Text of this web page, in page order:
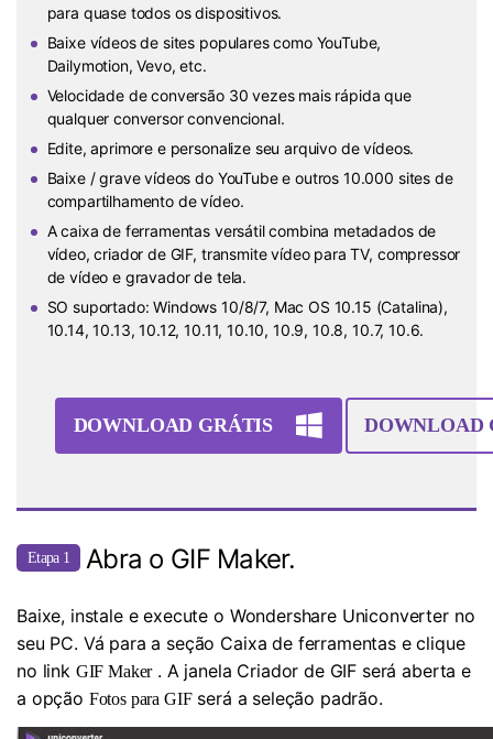
para quase todos os dispositivos.
Baixe vídeos de sites populares como YouTube,
Dailymotion, Vevo, etc.
Velocidade de conversão 30 vezes mais rápida que
qualquer conversor convencional.
Edite, aprimore e personalize seu arquivo de vídeos.
Baixe / grave vídeos do YouTube e outros 10.000 sites de
compartilhamento de vídeo.
A caixa de ferramentas versátil combina metadados de
vídeo, criador de GIF, transmite vídeo para TV, compressor
de vídeo e gravador de tela.
SO suportado: Windows 10/8/7, Mac OS 10.15 (Catalina),
10.14, 10.13, 10.12, 10.11, 10.10, 10.9, 10.8, 10.7, 10.6.
DOWNLOAD GRÁTIS DOWNLOAD
Etapa 1 Abra o GIF Maker.
Baixe, instale e execute o Wondershare Uniconverter no
seu PC. Vá para a seção Caixa de ferramentas e clique
no link GIF Maker. A janela Criador de GIF será aberta e
a opção Fotos para GIFserá a seleção padrão.